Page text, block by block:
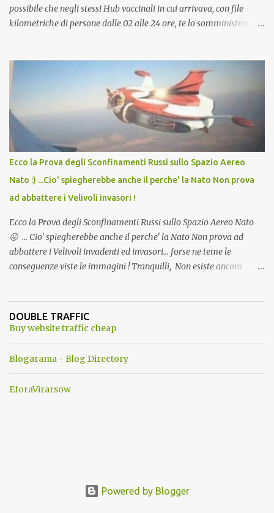
possibile che negli stessi Hub vaccinali in cui arrivava, con file
kilometriche di persone dalle 02 alle 24 ore, te lo somministravano
Vaccino come: l' Amaro del Capo, era "spettacolare Ghiacciato, ma
andava bene anche, a Temperatura Ambiente"! Riproponiamo
l'articolo per NON Dimenticare!
Ecco la Prova degli Sconfinamenti Russi sullo Spazio Aereo
Nato :) ...Cio' spiegherebbe anche il perche' la Nato Non prova
ad abbattere i Velivoli invasori !
Ecco la Prova degli Sconfinamenti Russi sullo Spazio Aereo Nato
😛 ... Cio' spiegherebbe anche il perche' la Nato Non prova ad
abbattere i Velivoli invadenti ed invasori... forse ne teme le
conseguenze viste le immagini ! Tranquilli, Non esiste ancora
ancora una fantasia Nato o forse una "False Flag", per provocare
una guerra mondiale che difficilmente da menti sane, potrebbe
DOUBLE TRAFFIC
Buy website traffic cheap
Blogarama - Blog Directory
EforaVirarsow
Powered by Blogger